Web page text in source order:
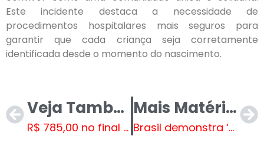
Este incidente destaca a necessidade de
procedimentos hospitalares mais seguros para
garantir que cada criança seja corretamente
identificada desde o momento do nascimento.
Veja Também
R$ 785,00 no final do ano: Bolsa Família e Vale-Gás juntos em Dezembro
Mais Matérias
Brasil demonstra ‘preocupação’ com tensões na Síria